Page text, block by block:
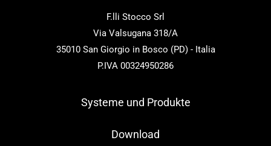
F.lli Stocco Srl
Via Valsugana 318/A
35010 San Giorgio in Bosco (PD) - Italia
P.IVA 00324950286
Systeme und Produkte
Download